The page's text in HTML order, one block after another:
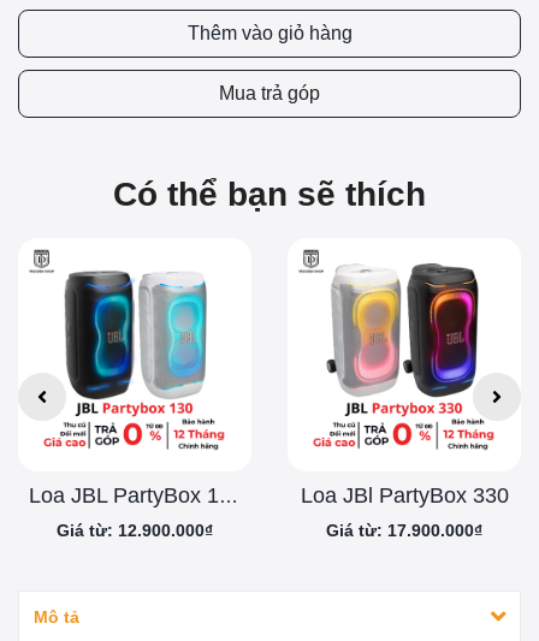
Thêm vào giỏ hàng
Mua trả góp
Có thể bạn sẽ thích
Loa JBL PartyBox 130
Giá từ: 12.900.000₫
Loa JBl PartyBox 330
Giá từ: 17.900.000₫
Mô tả